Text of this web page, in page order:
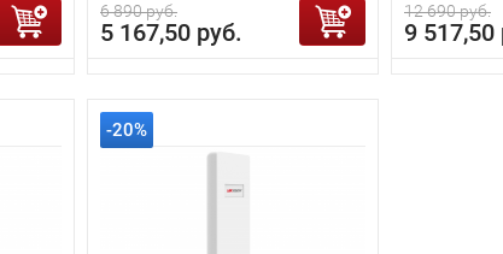
6 890 руб.
5 167,50 руб.
12 690 руб.
9 517,50
-20%